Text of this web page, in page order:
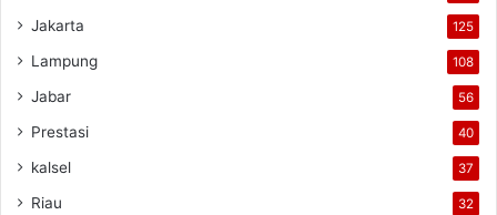
Jakarta 125
Lampung 108
Jabar 56
Prestasi 40
kalsel 37
Riau 32